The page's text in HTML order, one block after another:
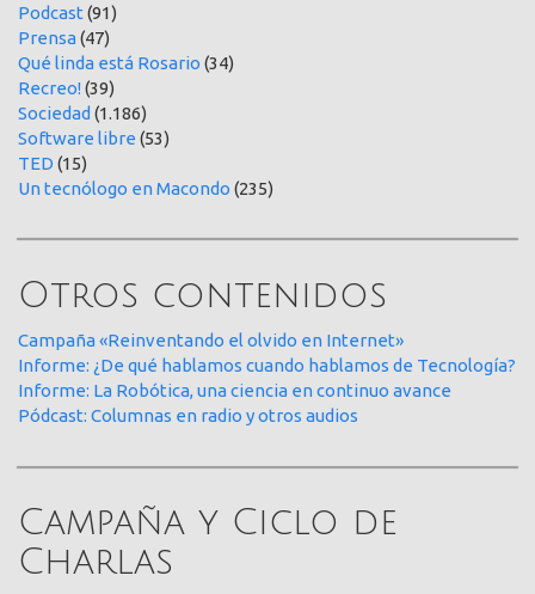
Podcast (91)
Prensa(47)
Qué linda está Rosario (34)
Recreo!(39)
Sociedad (1.186)
Software libre (53)
TED (15)
Un tecnólogo en Macondo (235)
Otros contenidos
Campaña «Reinventando el olvido en Internet»
Informe: ¿De qué hablamos cuando hablamos de Tecnología?
Informe: La Robótica, una ciencia en continuo avance
Pódcast: Columnas en radio y otros audios
Campaña y Ciclo de
Charlas